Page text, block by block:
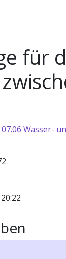
für
07.06 Wasser-